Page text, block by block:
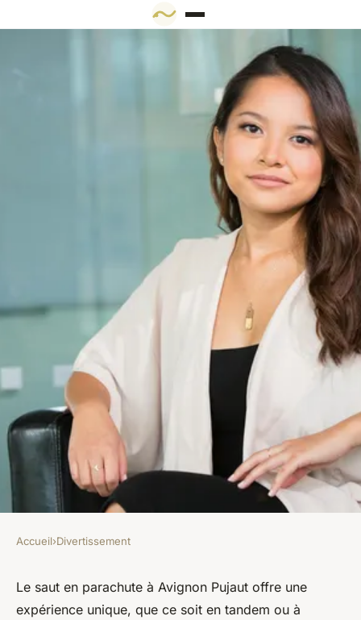
Le saut en parachute à
Accueil›Divertissement
Le saut en parachute à Avignon Pujaut offre une
expérience unique, que ce soit en tandem ou à